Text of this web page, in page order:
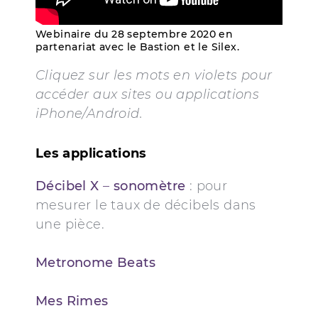
Webinaire du 28 septembre 2020 en
partenariat avec le Bastion et le Silex.
Cliquez sur les mots en violets pour
accéder aux sites ou applications
iPhone/Android.
Les applications
Décibel X – sonomètre : pour
mesurer le taux de décibels dans
une pièce.
Metronome Beats
Mes Rimes